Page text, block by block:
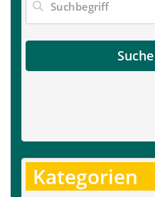
Kategorien